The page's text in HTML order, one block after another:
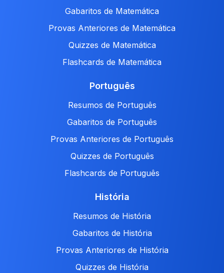
Gabaritos de Matemática
Provas Anteriores de Matemática
Quizzes de Matemática
Flashcards de Matemática
Português
Resumos de Português
Gabaritos de Português
Provas Anteriores de Português
Quizzes de Português
Flashcards de Português
História
Resumos de História
Gabaritos de História
Provas Anteriores de História
Quizzes de História